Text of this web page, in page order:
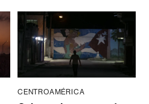
CENTROAMÉRICA